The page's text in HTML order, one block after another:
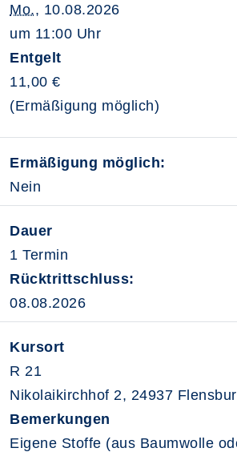
Mo., 10.08.2026
um 11:00 Uhr
Entgelt
11,00 €
(Ermäßigung möglich)
Ermäßigung möglich:
Nein
Dauer
1 Termin
Rücktrittschluss:
08.08.2026
Kursort
R 21
Nikolaikirchhof 2, 24937
Bemerkungen
Eigene Stoffe (aus Baumwolle